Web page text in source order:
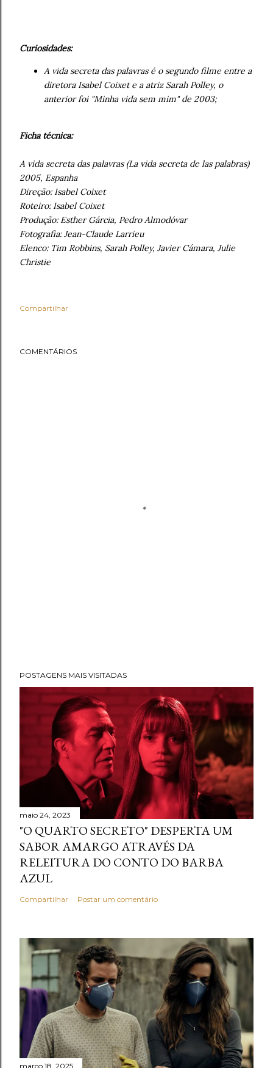
Curiosidades:
A vida secreta das palavras é o segundo filme entre a
diretora Isabel Coixet e a atriz Sarah Polley, o
anterior foi "Minha vida sem mim" de 2003;
Ficha técnica:
A vida secreta das palavras (La vida secreta de las palabras)
2005, Espanha
Direção: Isabel Coixet
Roteiro: Isabel Coixet
Produção: Esther Gárcia, Pedro Almodóvar
Fotografia: Jean-Claude Larrieu
Elenco: Tim Robbins, Sarah Polley, Javier Cámara, Julie
Christie
Compartilhar
COMENTÁRIOS
POSTAGENS MAIS VISITADAS
maio 24, 2023
"O QUARTO SECRETO" DESPERTA UM
SABOR AMARGO ATRAVÉS DA
RELEITURA DO CONTO DO BARBA
AZUL
Compartilhar Postar um comentário
março 18, 2025